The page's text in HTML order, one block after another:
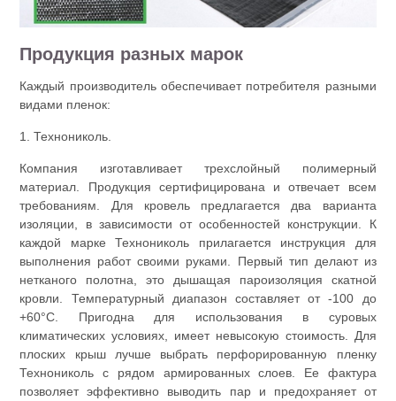
Продукция разных марок
Каждый производитель обеспечивает потребителя разными
видами пленок:
1. Технониколь.
Компания изготавливает трехслойный полимерный
материал. Продукция сертифицирована и отвечает всем
требованиям. Для кровель предлагается два варианта
изоляции, в зависимости от особенностей конструкции. К
каждой марке Технониколь прилагается инструкция для
выполнения работ своими руками. Первый тип делают из
нетканого полотна, это дышащая пароизоляция скатной
кровли. Температурный диапазон составляет от -100 до
+60°C. Пригодна для использования в суровых
климатических условиях, имеет невысокую стоимость. Для
плоских крыш лучше выбрать перфорированную пленку
Технониколь с рядом армированных слоев. Ее фактура
позволяет эффективно выводить пар и предохраняет от